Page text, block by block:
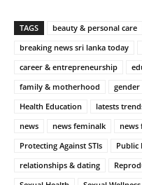
TAGS beauty & personal care
breaking news sri lanka today
career & entrepreneurship
family & motherhood
Health Education
latests
news
news feminalk news
Protecting Against STIs
Public
relationships & dating